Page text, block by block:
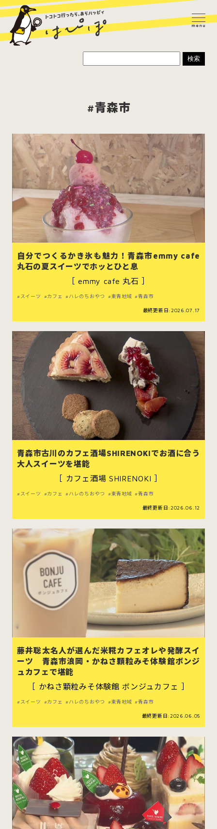
ラーメン カレー
パスタ
スイーツ ハンバーガー
すべてのカテゴリをみる
青森市 五所川原市 つがる市
黒石市 平川市
むつ市 十和田市 三沢市
すべてのエリアをみる
ホーム
お問い合わせ
公式Instagram
公式X
#青森市
自分でつくるかき氷も魅力！青森市emmy cafe
丸石の夏スイーツでホッとひと息
［ emmy cafe 丸石 ］
スイーツ カフェ ハレのちおやつ 東青地域 青森市
最終更新日:2026.07.17
青森市古川のカフェ酒場SHIRENOKIでお酒に合う
大人スイーツを堪能
［ カフェ酒場 SHIRENOKI ］
スイーツ カフェ ハレのちおやつ 東青地域 青森市
最終更新日:2026.06.12
藤井聡太名人が選んだ米糀カフェオレや発酵スイ
ーツ 青森市浪岡・かねさ顆粒みそ体験館ボンジ
ュカフェで堪能
［ かねさ顆粒みそ体験館 ボンジュカフェ ］
スイーツ カフェ ハレのちおやつ 東青地域 青森市
最終更新日:2026.06.05